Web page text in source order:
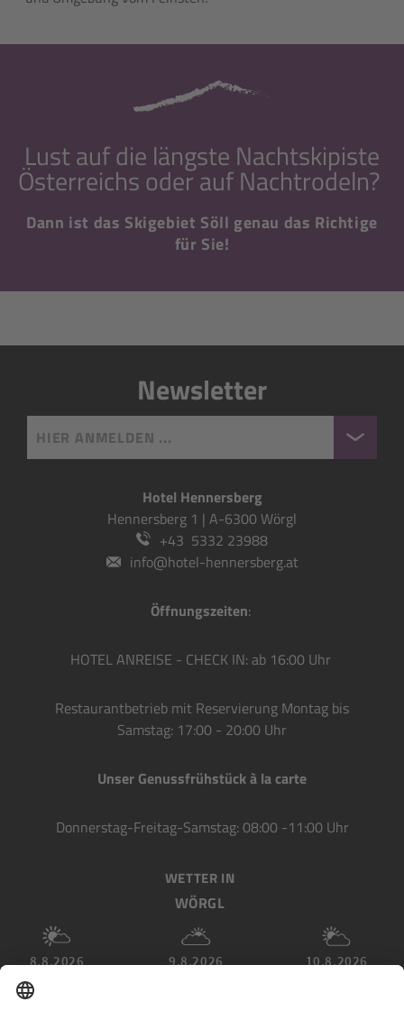
Lust auf die längste Nachtskipiste
Österreichs oder auf Nachtrodeln?
Dann ist das Skigebiet Söll genau das Richtige
für Sie!
Newsletter
HIER ANMELDEN ...
Hotel Hennersberg
Hennersberg 1 | A-6300 Wörgl
+43 5332 23988
info@hotel-hennersberg.at
Öffnungszeiten:
HOTEL ANREISE - CHECK IN: ab 16:00 Uhr
Restaurantbetrieb mit Reservierung Montag bis
Samstag: 17:00 - 20:00 Uhr
Unser Genussfrühstück à la carte
Donnerstag-Freitag-Samstag: 08:00 -11:00 Uhr
WETTER IN
WÖRGL
8.8.2026
Min: 17°C
9.8.2026
10.8.2026